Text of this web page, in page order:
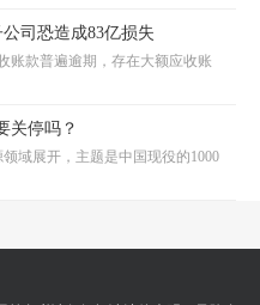
司恐造成83亿损失
款普遍逾期，存在大额应收账
关停吗？
展开，主题是中国现役的1000